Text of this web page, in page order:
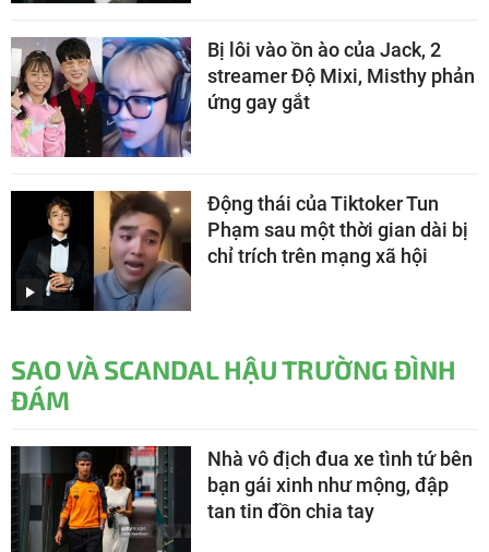
Bị lôi vào ồn ào của Jack, 2
streamer Độ Mixi, Misthy phản
ứng gay gắt
Động thái của Tiktoker Tun
Phạm sau một thời gian dài bị
chỉ trích trên mạng xã hội
SAO VÀ SCANDAL HẬU TRƯỜNG ĐÌNH
ĐÁM
Nhà vô địch đua xe tình tứ bên
bạn gái xinh như mộng, đập
tan tin đồn chia tay